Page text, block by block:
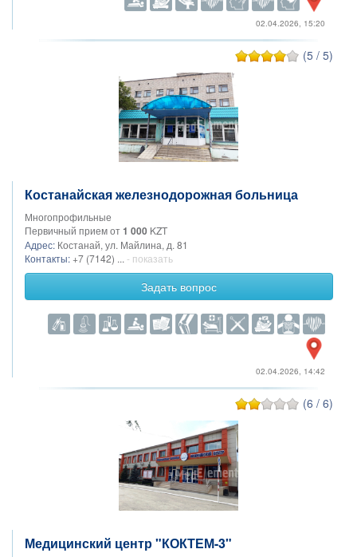
02.04.2026, 15:20
(5 / 5)
Костанайская железнодорожная больница
Многопрофильные
Первичный прием от1 000 KZT
Адрес: Костанай, ул. Майлина, д. 81
Контакты: +7 (7142) ... - показать
Задать вопрос
02.04.2026, 14:42
(6 / 6)
Медицинский центр "КОКТЕМ-3"